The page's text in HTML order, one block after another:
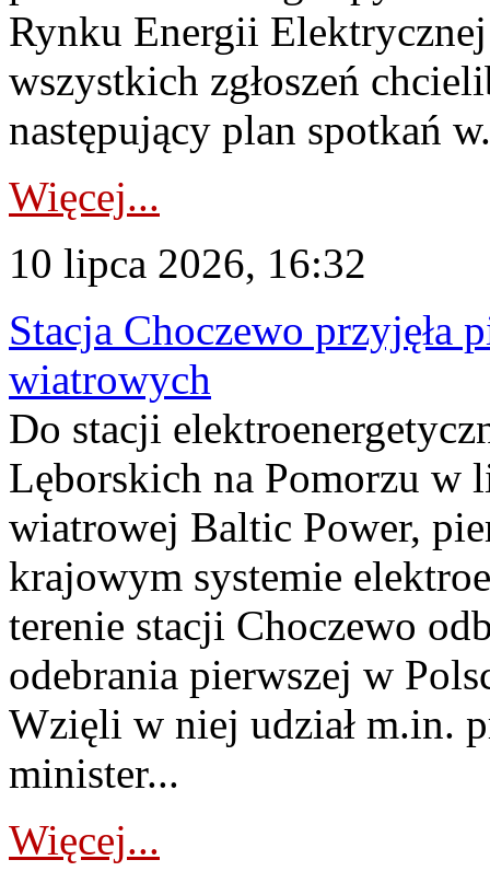
Rynku Energii
wszystkich zgłoszeń
następujący plan spotkań
Więcej...
10 lipca 2026, 16:32
Stacja Choczewo przyjęła
wiatrowych
Do stacji
Lęborskich na Pomorzu w
wiatrowej Baltic Power,
krajowym systemie
terenie stacji Choczewo
odebrania pierwszej w
Wzięli w niej udział m.in.
minister...
Więcej...